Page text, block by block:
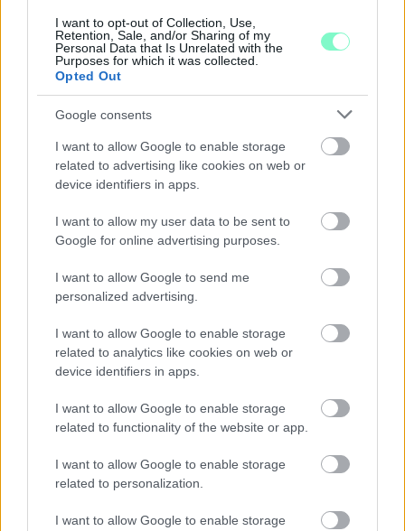
I want to opt-out of Collection, Use,
Retention, Sale, and/or Sharing of my
Personal Data that Is Unrelated with the
Purposes for which it was collected.
Opted Out
Google consents
I want to allow Google to enable storage
related to advertising like cookies on web or
device identifiers in apps.
I want to allow my user data to be sent to
Google for online advertising purposes.
I want to allow Google to send me
personalized advertising.
I want to allow Google to enable storage
related to analytics like cookies on web or
device identifiers in apps.
I want to allow Google to enable storage
related to functionality of the website or app.
I want to allow Google to enable storage
related to personalization.
I want to allow Google to enable storage
Ügyességi versenyek, KRESZ-kvíz, ingyenes kerékpár- és e-
rollerjelölés is várja a családokat augusztus 8-án.
Szólj hozzá!
NŐVERŐ SZOMBATHELYI FÉRFI ELLEN EMELT
VÁDAT AZ ÜGYÉSZSÉG
A férfi a nyílt utcán kezdte verni áldozatát.